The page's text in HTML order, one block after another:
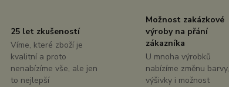
25 let zkušeností
Víme, které zboží je
kvalitní a proto
nenabízíme vše, ale jen
to nejlepší
Možnost zakázkové
výroby na přání
zákazníka
U mnoha výrobků
nabízíme změnu barvy,
výšivky i možnost